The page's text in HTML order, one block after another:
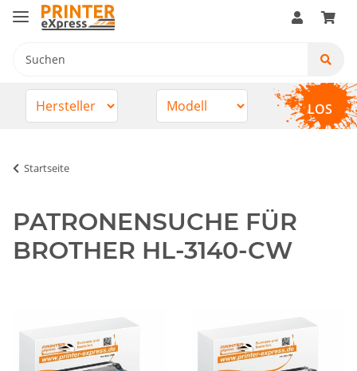
LOS
Startseite
PATRONENSUCHE FÜR
BROTHER HL-3140-CW